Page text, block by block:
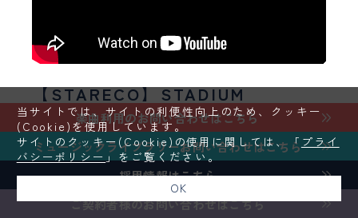
【STARECO】STADIUM
SPORTS2
various artists
爽やかで前向きなポップスや
オーケストラサウンドに加え、
今回は 熱いロックサウンド も登場！
楽曲利用のお問い合わせはこちら
ミュージックライブラリーお問い合わせはこちら
採用情報はこちら
ご契約者様のお問い合わせはこちら
当サイトでは、サイトの利便性向上のため、クッキー
(Cookie)を使用しています。
サイトのクッキー(Cookie)の使用に関しては、「 プライ
バシーポリシー 」をご覧ください。
OK